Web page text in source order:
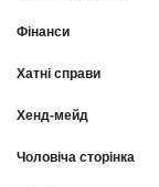
Фінанси
Хатні справи
Хенд-мейд
Чоловіча сторінка